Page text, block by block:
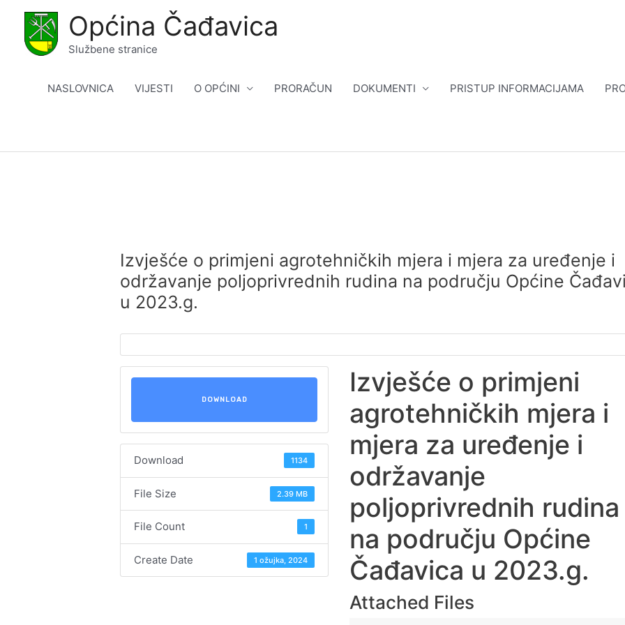
content
Općina Čađavica
Službene stranice
NASLOVNICA VIJESTI O OPĆINI PRORAČUN DOKUMENTI PRISTUP INFORMACIJAMA
Izvješće o primjeni agrotehničkih mjera i mjera za uređenje i
održavanje poljoprivrednih rudina na području Općine
u 2023.g.
DOWNLOAD
Download 1134
File Size 2.39 MB
File Count 1
Create Date 1 ožujka, 2024
Izvješće o primjeni
agrotehničkih mjera i
mjera za uređenje i
održavanje
poljoprivrednih rudina
na području Općine
Čađavica u 2023.g.
Attached Files